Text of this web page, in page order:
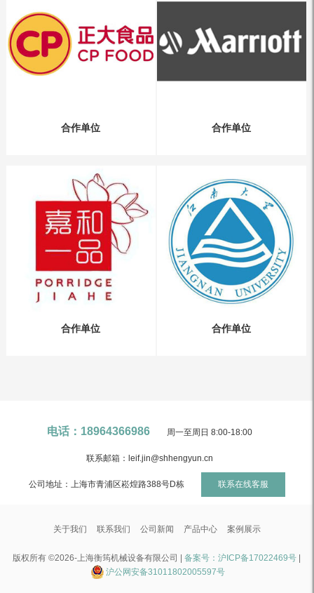
合作单位 合作单位
合作单位 合作单位
电话：18964366986 周一至周日 8:00-18:00
联系邮箱：leif.jin@shhengyun.cn
公司地址：上海市青浦区崧煌路388号D栋 联系在线客服
关于我们 联系我们 公司新闻 产品中心 案例展示
版权所有 ©2026-上海衡筠机械设备有限公司 |备案号：沪ICP备17022469号
沪公网安备31011802005597号